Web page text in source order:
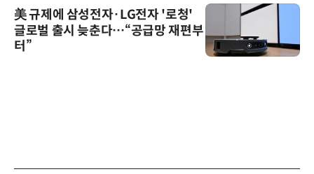
美 규제에 삼성전자·LG전자 '로청'
글로벌 출시 늦춘다…“공급망 재편부
터”